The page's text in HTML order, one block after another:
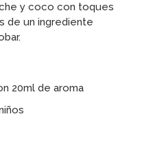
y coco con toques
de un ingrediente
20ml de aroma